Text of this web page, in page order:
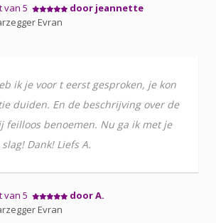
van 5
door jeannette
Evran
ik je voor t eerst gesproken, je kon
duiden. En de beschrijving over de
feilloos benoemen. Nu ga ik met je
Dank! Liefs A.
van 5
door A.
Evran